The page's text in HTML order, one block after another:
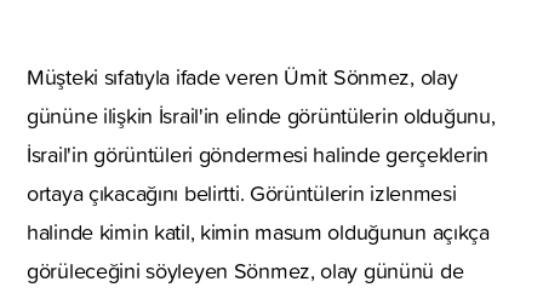
Müşteki sıfatıyla ifade veren Ümit Sönmez, olay
gününe ilişkin İsrail'in elinde görüntülerin olduğunu,
İsrail'in görüntüleri göndermesi halinde gerçeklerin
ortaya çıkacağını belirtti. Görüntülerin izlenmesi
halinde kimin katil, kimin masum olduğunun açıkça
görüleceğini söyleyen Sönmez, olay gününü de